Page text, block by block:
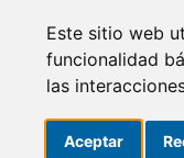
Este sitio web
funcionalidad
las
Aceptar